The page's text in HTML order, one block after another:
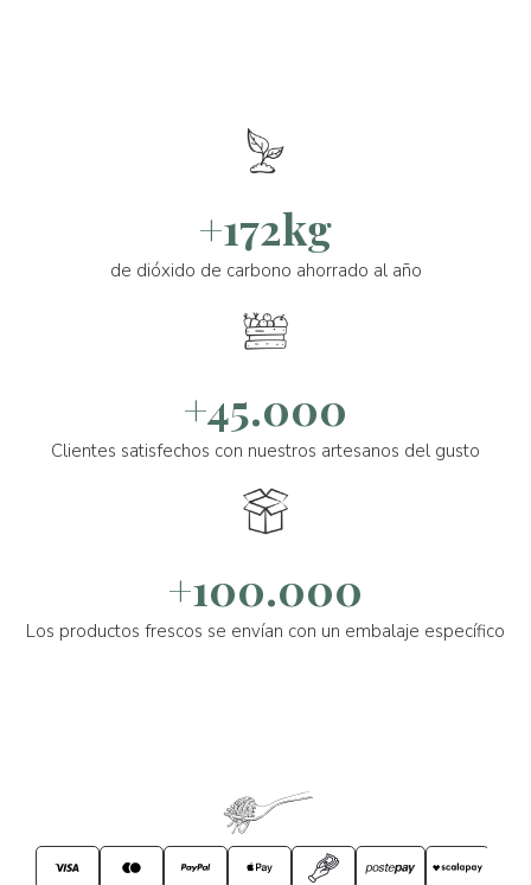
+172kg
de dióxido de carbono ahorrado al año
+45.000
Clientes satisfechos con nuestros artesanos del gusto
+100.000
Los productos frescos se envían con un embalaje específico